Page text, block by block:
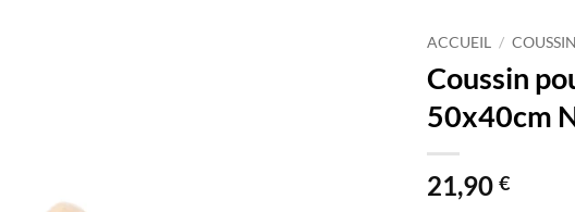
ACCUEIL / COUSSIN
Coussin
50x40cm
21,90 €